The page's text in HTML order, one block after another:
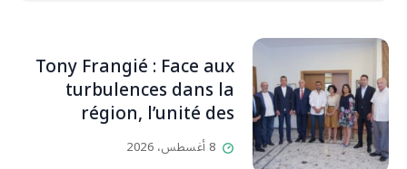
Tony Frangié : Face aux
turbulences dans la
région, l’unité des
Libanais est primordiale
L’OLJ / Par Scarlett
8 أغسطس، 2026